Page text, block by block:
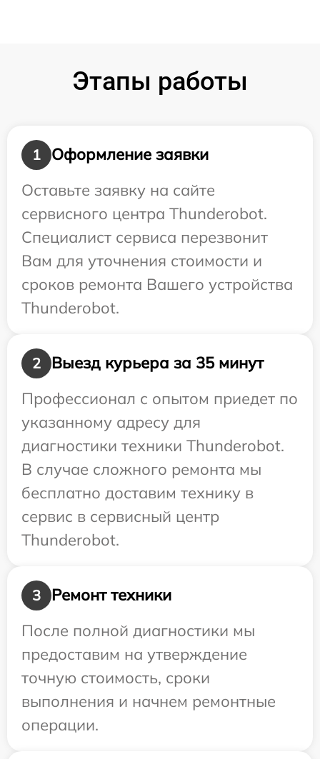
Этапы работы
1
Оформление заявки
Оставьте заявку на сайте
сервисного центра Thunderobot.
Специалист сервиса перезвонит
Вам для уточнения стоимости и
сроков ремонта Вашего устройства
Thunderobot.
2
Выезд курьера за 35 минут
Профессионал с опытом приедет по
указанному адресу для
диагностики техники Thunderobot.
В случае сложного ремонта мы
бесплатно доставим технику в
сервис в сервисный центр
Thunderobot.
3
Ремонт техники
После полной диагностики мы
предоставим на утверждение
точную стоимость, сроки
выполнения и начнем ремонтные
операции.